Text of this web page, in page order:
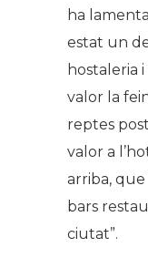
ha
estat un
hostaleria
valor la
reptes
valor a
arriba, que
bars
ciutat”.